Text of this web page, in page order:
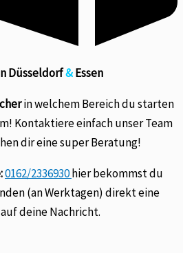
Düsseldorf&Essen
in welchem Bereich du starten
Kontaktiere einfach unser Team
dir eine super Beratung!
0162/2336930hier bekommst du
(an Werktagen) direkt eine
deine Nachricht.